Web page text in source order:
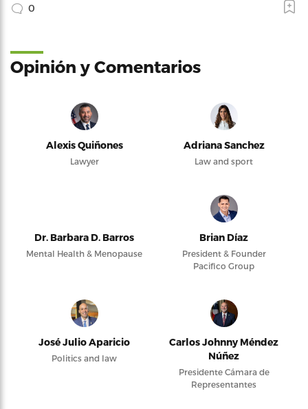
0
Opinión y Comentarios
Alexis Quiñones
Lawyer
Adriana Sanchez
Law and sport
Dr. Barbara D. Barros
Mental Health & Menopause
Brian Díaz
President & Founder
Pacifico Group
José Julio Aparicio
Politics and law
Carlos Johnny Méndez
Núñez
Presidente Cámara de
Representantes